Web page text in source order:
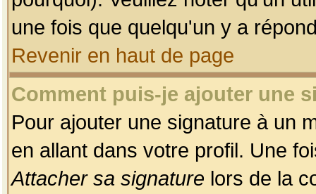
une fois que quelqu'un y a
Revenir en haut de page
Comment puis-je ajouter une
Pour ajouter une signature à un
en allant dans votre profil. Une
Attacher sa signature lors de la